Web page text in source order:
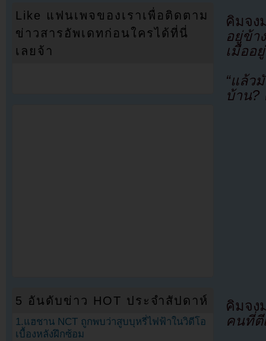
คิมจ
อยู่ข้า
เมื่ออ
“แล้ว
บ้าน?
คิมจง
คนที่ตี
Like แฟนเพจของเราเพื่อติดตาม
ข่าวสารอัพเดทก่อนใครได้ที่นี่
เลยจ้า
5 อันดับข่าว HOT ประจำสัปดาห์
1.แฮชาน NCT ถูกพบว่าสูบบุหรี่ไฟฟ้าในวิดีโอ
เบื้องหลังฝึกซ้อม